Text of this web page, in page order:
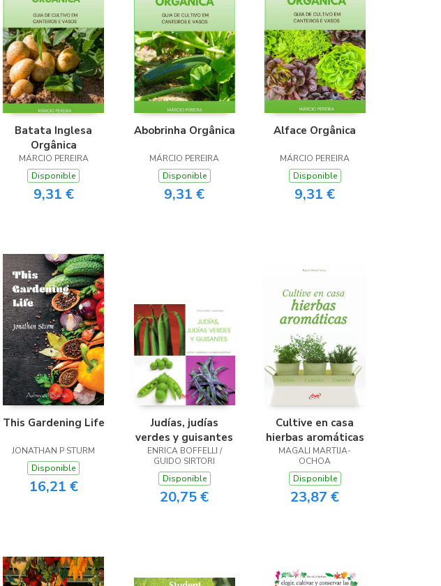
Batata Inglesa
Orgânica
MÁRCIO PEREIRA
Disponible
9,31 €
Abobrinha Orgânica
MÁRCIO PEREIRA
Disponible
9,31 €
Alface Orgânica
MÁRCIO PEREIRA
Disponible
9,31 €
This Gardening Life
JONATHAN P STURM
Disponible
16,21 €
Judías, judías
verdes y guisantes
ENRICA BOFFELLI /
GUIDO SIRTORI
Disponible
20,75 €
Cultive en casa
hierbas aromáticas
MAGALI MARTIJA-
OCHOA
Disponible
23,87 €